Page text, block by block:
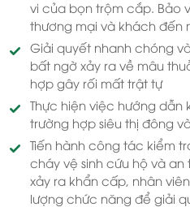
vi của bọn trộm cắp. Bảo
thương mại và khách đến
Giải quyết nhanh chóng
bất ngờ xảy ra về mâu
hợp gây rối mất trật tự
Thực hiện việc hướng dẫn
trường hợp siêu thị đông
Tiến hành công tác kiểm
cháy vệ sinh cứu hộ và
xảy ra khẩn cấp, nhân
lượng chức năng để giải